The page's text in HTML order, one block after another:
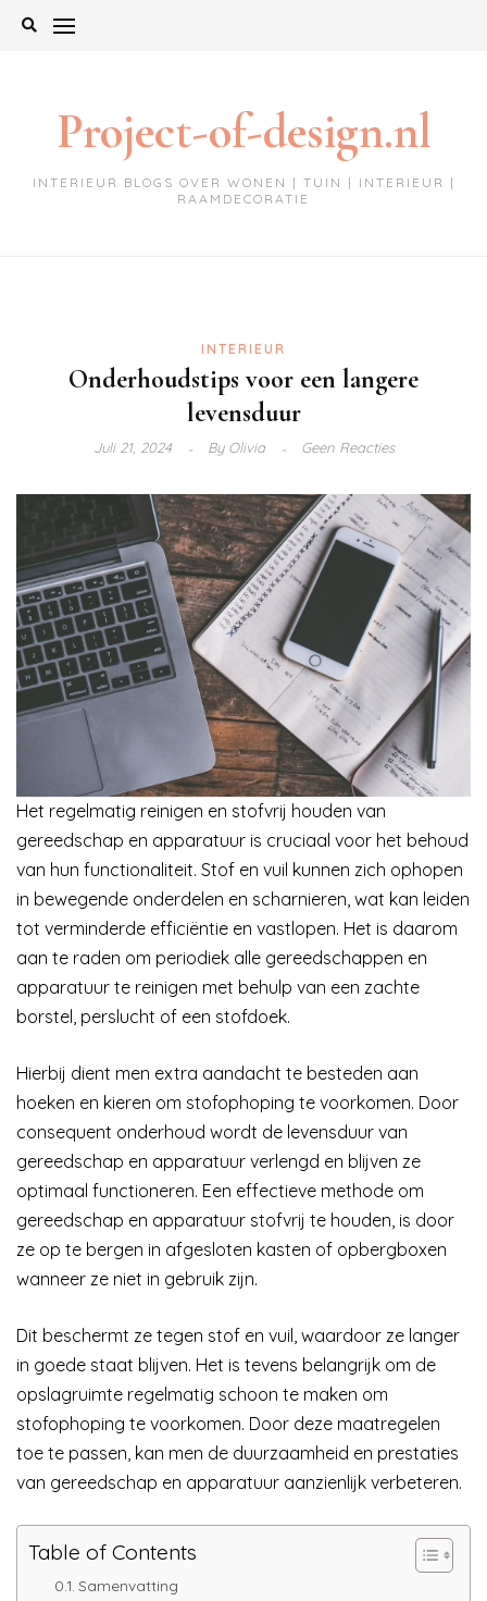
Project-of-design.nl
INTERIEUR BLOGS OVER WONEN | TUIN | INTERIEUR |
RAAMDECORATIE
INTERIEUR
Onderhoudstips voor een langere
levensduur
Juli 21, 2024 ByOlivia Geen Reacties
Het regelmatig reinigen en stofvrij houden van
gereedschap en apparatuur is cruciaal voor het behoud
van hun functionaliteit. Stof en vuil kunnen zich ophopen
in bewegende onderdelen en scharnieren, wat kan leiden
tot verminderde efficiëntie en vastlopen. Het is daarom
aan te raden om periodiek alle gereedschappen en
apparatuur te reinigen met behulp van een zachte
borstel, perslucht of een stofdoek.
Hierbij dient men extra aandacht te besteden aan
hoeken en kieren om stofophoping te voorkomen. Door
consequent onderhoud wordt de levensduur van
gereedschap en apparatuur verlengd en blijven ze
optimaal functioneren. Een effectieve methode om
gereedschap en apparatuur stofvrij te houden, is door
ze op te bergen in afgesloten kasten of opbergboxen
wanneer ze niet in gebruik zijn.
Dit beschermt ze tegen stof en vuil, waardoor ze langer
in goede staat blijven. Het is tevens belangrijk om de
opslagruimte regelmatig schoon te maken om
stofophoping te voorkomen. Door deze maatregelen
toe te passen, kan men de duurzaamheid en prestaties
van gereedschap en apparatuur aanzienlijk verbeteren.
Table of Contents
Samenvatting